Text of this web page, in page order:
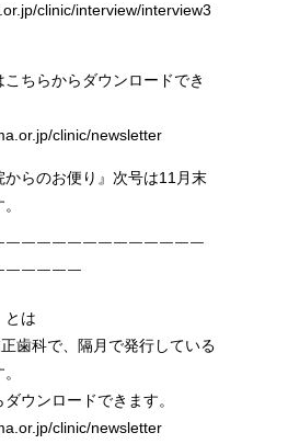
clinic/interview/interview3
こちらからダウンロードでき
clinic/newsletter
からのお便り』次号は11月末
￣￣￣￣￣￣￣￣￣￣￣￣
￣￣￣￣￣
は
歯科で、隔月で発行している
ウンロードできます。
clinic/newsletter